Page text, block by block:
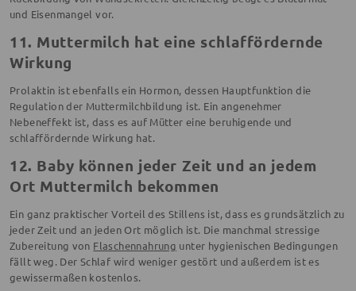
und Eisenmangel vor.
11. Muttermilch hat eine schlaffördernde
Wirkung
Prolaktin ist ebenfalls ein Hormon, dessen Hauptfunktion die
Regulation der Muttermilchbildung ist. Ein angenehmer
Nebeneffekt ist, dass es auf Mütter eine beruhigende und
schlaffördernde Wirkung hat.
12. Baby können jeder Zeit und an jedem
Ort Muttermilch bekommen
Ein ganz praktischer Vorteil des Stillens ist, dass es grundsätzlich zu
jeder Zeit und an jeden Ort möglich ist. Die manchmal stressige
Zubereitung von Flaschennahrung unter hygienischen Bedingungen
fällt weg. Der Schlaf wird weniger gestört und außerdem ist es
gewissermaßen kostenlos.